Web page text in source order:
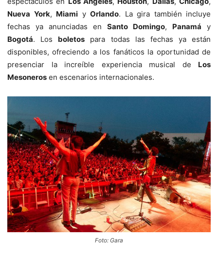
Nueva York, Miami y Orlando. La gira también incluye
fechas ya anunciadas en Santo Domingo, Panamá y
Bogotá. Los boletos para todas las fechas ya están
disponibles, ofreciendo a los fanáticos la oportunidad de
presenciar la increíble experiencia musical de Los
Mesoneros en escenarios internacionales.
Foto: Gara